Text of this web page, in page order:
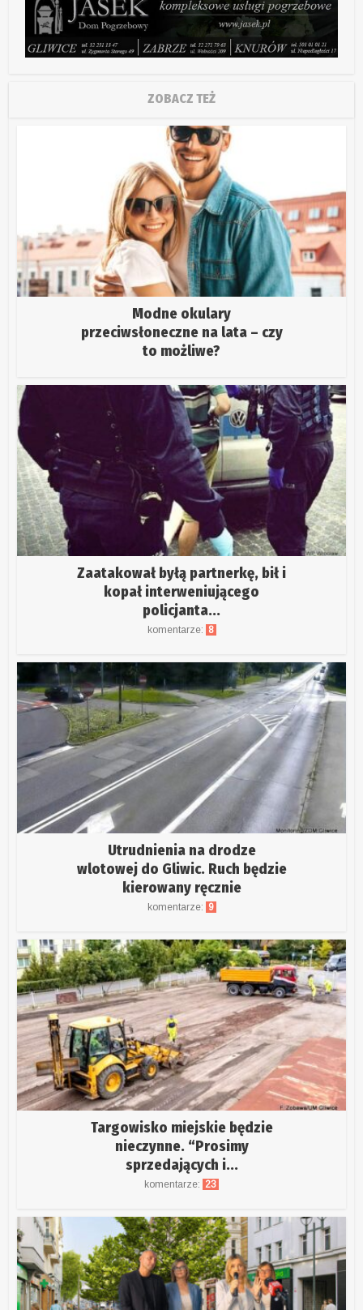
ZOBACZ TEŻ
Modne okulary
przeciwsłoneczne na lata – czy
to możliwe?
Zaatakował byłą partnerkę, bił i
kopał interweniującego
policjanta...
komentarze: 8
Utrudnienia na drodze
wlotowej do Gliwic. Ruch będzie
kierowany ręcznie
komentarze: 9
Targowisko miejskie będzie
nieczynne. “Prosimy
sprzedających i...
komentarze: 23